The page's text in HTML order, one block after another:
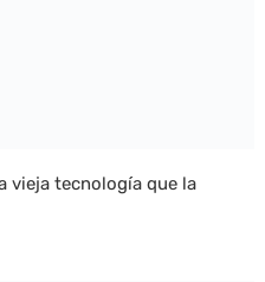
vieja tecnología que la